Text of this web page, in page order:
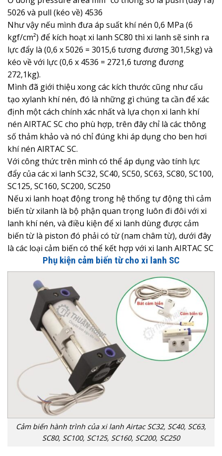
5026 và pull (kéo về) 4536
Như vậy nếu mình đưa áp suất khí nén 0,6 MPa (6
kgf/cm²) để kích hoạt xi lanh SC80 thì xi lanh sẽ sinh ra
lực đẩy là (0,6 x 5026 = 3015,6 tương đương 301,5kg) và
kéo về với lực (0,6 x 4536 = 2721,6 tương đương
272,1kg).
Mình đã giới thiệu xong các kích thước cũng như cấu
tạo xylanh khí nén, đó là những gì chúng ta cần để xác
định một cách chính xác nhất và lựa chọn xi lanh khí
nén AIRTAC SC cho phù hợp, trên đây chỉ là các thông
số thảm khảo và nó chỉ đúng khi áp dụng cho ben hơi
khí nén AIRTAC SC.
Với công thức trên mình có thể áp dụng vào tính lực
đẩy của các xi lanh SC32, SC40, SC50, SC63, SC80, SC100,
SC125, SC160, SC200, SC250
Nếu xi lanh hoạt động trong hệ thống tự động thì cảm
biến từ xilanh là bộ phận quan trọng luôn đi đôi với xi
lanh khí nén, và điều kiện để xi lanh dùng được cảm
biến từ là piston đó phải có từ (nam châm từ), dưới đây
là các loại cảm biến có thể kết hợp với xi lanh AIRTAC SC
Phụ kiện cảm biến từ cho xi lanh SC
Cảm biến hành trình của xi lanh Airtac SC32, SC40, SC63,
SC80, SC100, SC125, SC160, SC200, SC250